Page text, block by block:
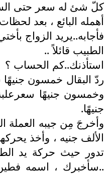
كلّ شئ له سعر حتى
أهمله البائع ، بعد
فأجابه..يريد الزواج
الطبيب قائلاً ..
استأذنك..كم الحساب ؟
ردّ البقال خمسون
وخمسون جنيهًا
جنيهًا.
وأخرجَ مِن جيبه العملة
الألف جنيه ، وأخذ
تدور حيث حركة يد
..سأخبرك ، اسمه فطين